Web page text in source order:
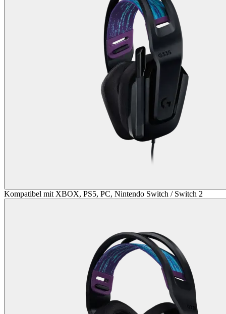
Kompatibel mit XBOX, PS5, PC, Nintendo Switch / Switch 2